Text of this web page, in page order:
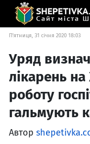
П'ятниця, 31 січня 2020 18:03
Уряд
лікарень
роботу
гальмують
Автор